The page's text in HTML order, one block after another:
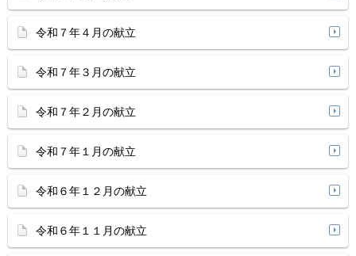
令和７年４月の献立
令和７年３月の献立
令和７年２月の献立
令和７年１月の献立
令和６年１２月の献立
令和６年１１月の献立